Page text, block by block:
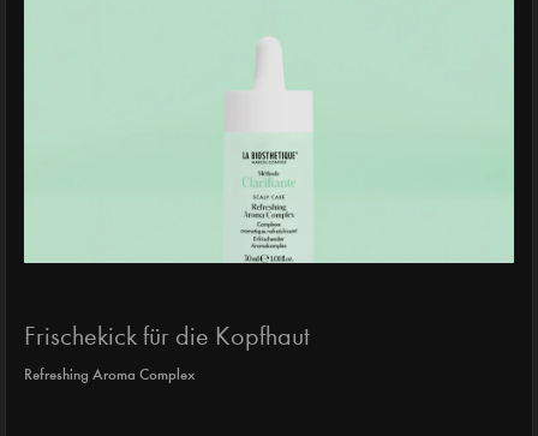
Frischekick für die Kopfhaut
Refreshing Aroma Complex